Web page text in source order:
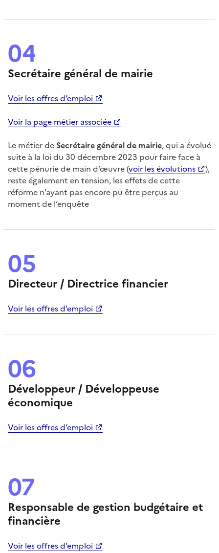
04
Secrétaire général de mairie
Voir les offres d’emploi
Voir la page métier associée
Le métier de Secrétaire général de mairie, qui a évolué
suite à la loi du 30 décembre 2023 pour faire face à
cette pénurie de main d’œuvre (voir les évolutions
),
reste également en tension, les effets de cette
réforme n’ayant pas encore pu être perçus au
moment de l’enquête
05
Directeur / Directrice financier
Voir les offres d’emploi
06
Développeur / Développeuse
économique
Voir les offres d’emploi
07
Responsable de gestion budgétaire et
financière
Voir les offres d’emploi